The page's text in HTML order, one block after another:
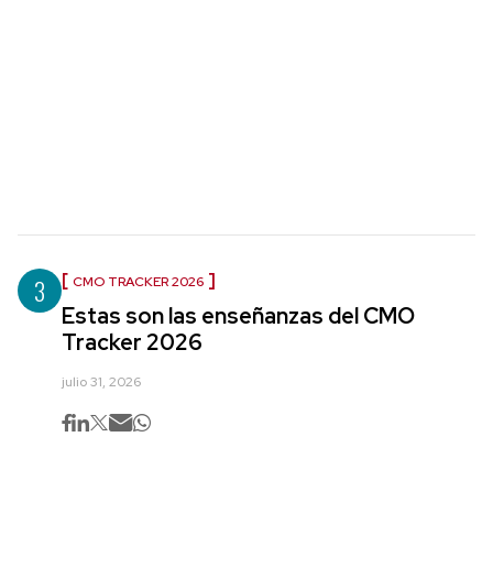
3 CMO TRACKER 2026
Estas son las enseñanzas del CMO
Tracker 2026
julio 31, 2026